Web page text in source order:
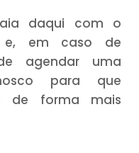
daqui com o
e, em caso de
agendar uma
para que
de forma mais